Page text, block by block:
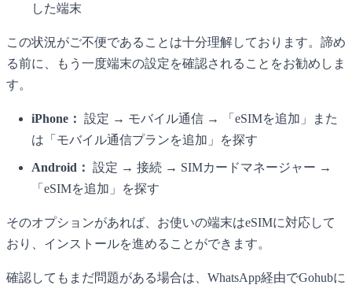
した端末
この状況がご不便であることは十分理解しております。諦め
る前に、もう一度端末の設定を確認されることをお勧めしま
す。
iPhone： 設定 → モバイル通信 → 「eSIMを追加」また
は「モバイル通信プランを追加」を探す
Android： 設定 → 接続 → SIMカードマネージャー →
「eSIMを追加」を探す
そのオプションがあれば、お使いの端末はeSIMに対応して
おり、インストールを進めることができます。
確認してもまだ問題がある場合は、WhatsApp経由でGohubに